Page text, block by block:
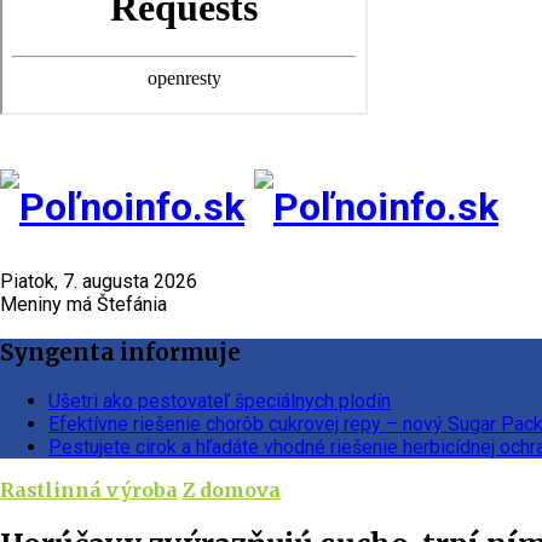
Piatok, 7. augusta 2026
Meniny má Štefánia
Syngenta informuje
Ušetri ako pestovateľ špeciálnych plodín
Efektívne riešenie chorôb cukrovej repy – nový Sugar Pack
Pestujete cirok a hľadáte vhodné riešenie herbicídnej
Rastlinná výroba Z domova